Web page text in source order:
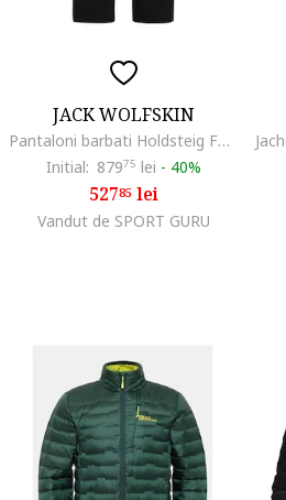
JACK WOLFSKIN
Pantaloni barbati Holdsteig FW 2025, Negru
Initial: 87975 lei - 40%
52785lei
Vandut de SPORT GURU